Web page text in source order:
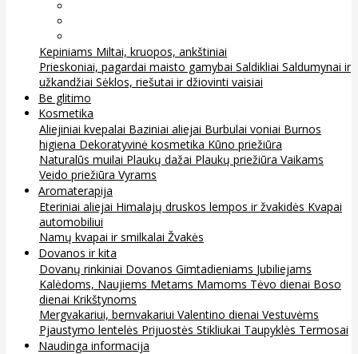
Kepiniams Miltai, kruopos, ankštiniai
Prieskoniai, pagardai maisto gamybai Saldikliai Saldumynai ir
užkandžiai Sėklos, riešutai ir džiovinti vaisiai
Be glitimo
Kosmetika
Aliejiniai kvepalai Baziniai aliejai Burbulai voniai Burnos
higiena Dekoratyvinė kosmetika Kūno priežiūra
Naturalūs muilai Plaukų dažai Plaukų priežiūra Vaikams
Veido priežiūra Vyrams
Aromaterapija
Eteriniai aliejai Himalajų druskos lempos ir žvakidės Kvapai
automobiliui
Namų kvapai ir smilkalai Žvakės
Dovanos ir kita
Dovanų rinkiniai Dovanos Gimtadieniams Jubiliejams
Kalėdoms, Naujiems Metams Mamoms Tėvo dienai Boso
dienai Krikštynoms
Mergvakariui, bernvakariui Valentino dienai Vestuvėms
Pjaustymo lentelės Prijuostės Stikliukai Taupyklės Termosai
Naudinga informacija